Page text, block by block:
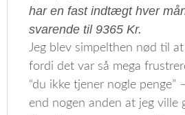
har en fast indtægt hver
svarende til 9365 Kr.
Jeg blev simpelthen nød til at
fordi det var så mega
“du ikke tjener nogle penge”
end nogen anden at jeg ville